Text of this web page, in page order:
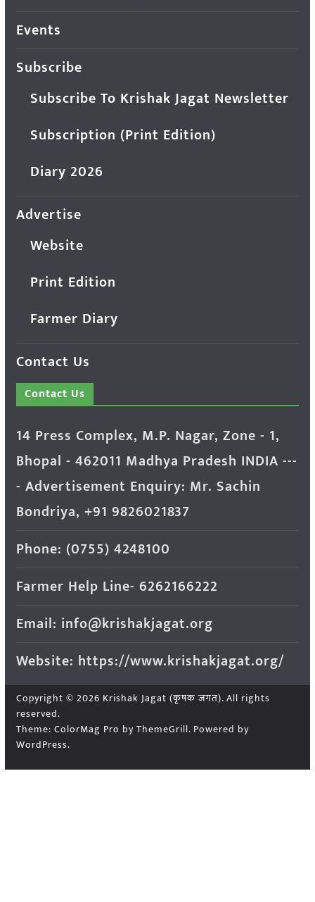
Events
Subscribe
Subscribe To Krishak Jagat Newsletter
Subscription (Print Edition)
Diary 2026
Advertise
Website
Print Edition
Farmer Diary
Contact Us
Contact Us
14 Press Complex, M.P. Nagar, Zone - 1,
Bhopal - 462011 Madhya Pradesh INDIA ---
- Advertisement Enquiry: Mr. Sachin
Bondriya, +91 9826021837
Phone: (0755) 4248100
Farmer Help Line- 6262166222
Email: info@krishakjagat.org
Website: https://www.krishakjagat.org/
Copyright © 2026 Krishak Jagat (कृषक जगत). All rights
reserved.
Theme: ColorMag Pro by ThemeGrill. Powered by
WordPress.